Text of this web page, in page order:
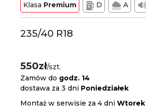
Klasa Premium D A
235/40 R18
550zł/szt.
Zamów do godz. 14
dostawa za 3 dni Poniedziałek
Montaż w serwisie za 4 dniWtorek